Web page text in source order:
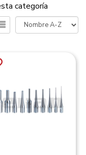
categoría